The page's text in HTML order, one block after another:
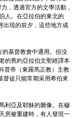
，透過官方的文學活動，
人。在亞拉伯的東北的
出現的前夕，這些地方成
基督教會中通用。但沒
的舊約亞拉伯文聖經譯本
普帝（東羅馬正教）主教
督徒只能常期采用希伯來
利亞及耶穌的圖像。在穆
房被重建時，有人發現一